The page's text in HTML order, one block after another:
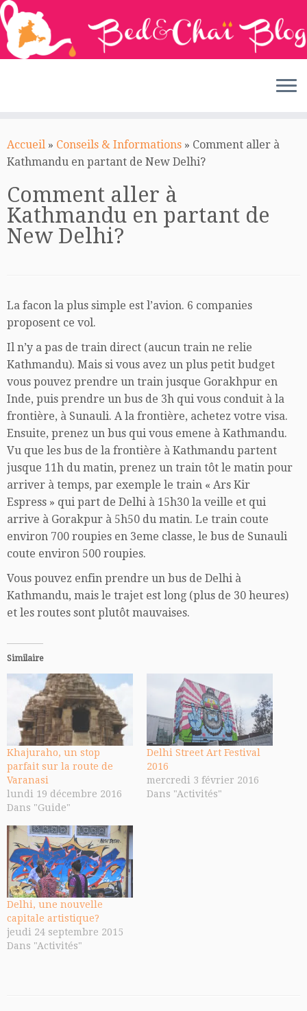
au
contenu
Accueil » Conseils & Informations » Comment aller à
Kathmandu en partant de New Delhi?
Comment aller à
Kathmandu en partant de
New Delhi?
La facon la plus simple est l’avion. 6 companies
proposent ce vol.
Il n’y a pas de train direct (aucun train ne relie
Kathmandu). Mais si vous avez un plus petit budget
vous pouvez prendre un train jusque Gorakhpur en
Inde, puis prendre un bus de 3h qui vous conduit à la
frontière, à Sunauli. A la frontière, achetez votre visa.
Ensuite, prenez un bus qui vous emene à Kathmandu.
Vu que les bus de la frontière à Kathmandu partent
jusque 11h du matin, prenez un train tôt le matin pour
arriver à temps, par exemple le train « Ars Kir
Espress » qui part de Delhi à 15h30 la veille et qui
arrive à Gorakpur à 5h50 du matin. Le train coute
environ 700 roupies en 3eme classe, le bus de Sunauli
coute environ 500 roupies.
Vous pouvez enfin prendre un bus de Delhi à
Kathmandu, mais le trajet est long (plus de 30 heures)
et les routes sont plutôt mauvaises.
Similaire
Khajuraho, un stop
parfait sur la route de
Varanasi
lundi 19 décembre 2016
Dans "Guide"
Delhi Street Art Festival
2016
mercredi 3 février 2016
Dans "Activités"
Delhi, une nouvelle
capitale artistique?
jeudi 24 septembre 2015
Dans "Activités"